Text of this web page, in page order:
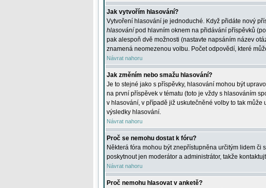
Jak vytvořím hlasování?
Vytvoření hlasování je jednoduché. Když přidáte nový
hlasování pod hlavním oknem na přidávání příspěvků
pak alespoň dvě možnosti (nastavte napsáním název
znamená neomezenou volbu. Počet odpovědí, které
Návrat nahoru
Jak změním nebo smažu hlasování?
Je to stejné jako s příspěvky, hlasování mohou být
na první příspěvek v tématu (toto je vždy s hlasováním
v hlasování, v případě již uskutečněné volby to tak
výsledky hlasování.
Návrat nahoru
Proč se nemohu dostat k fóru?
Některá fóra mohou být znepřístupněna určitým lidem
poskytnout jen moderátor a administrátor, takže
Návrat nahoru
Proč nemohu hlasovat v anketě?